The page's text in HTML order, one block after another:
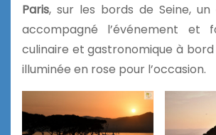
Paris, sur les bords de Seine,
accompagné l’événement et
culinaire et gastronomique à bord
illuminée en rose pour l’occasion.